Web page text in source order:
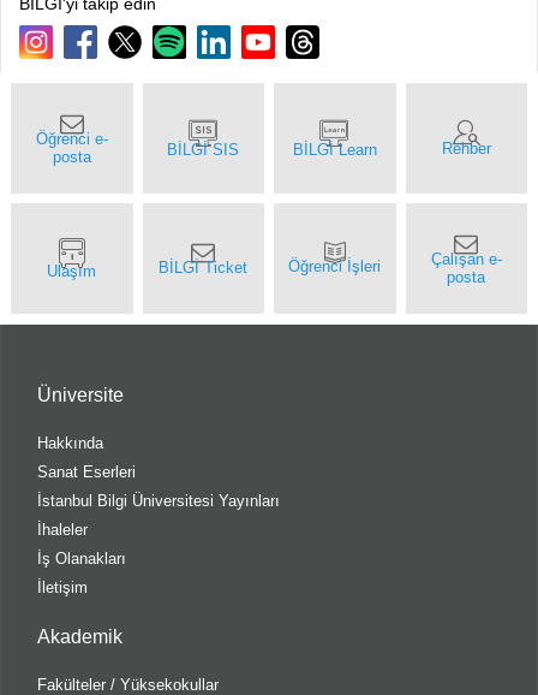
Üniversite
Hakkında
Sanat Eserleri
İstanbul Bilgi Üniversitesi Yayınları
İhaleler
İş Olanakları
İletişim
Akademik
Fakülteler / Yüksekokullar